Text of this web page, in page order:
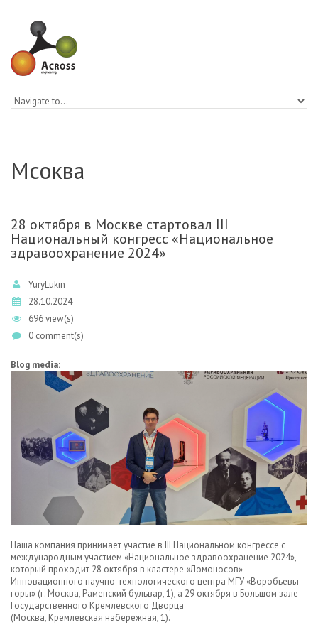
Мсоква
28 октября в Москве стартовал III
Национальный конгресс «Национальное
здравоохранение 2024»
YuryLukin
28.10.2024
696 view(s)
0 comment(s)
Blog media:
Наша компания принимает участие в III Национальном конгрессе с
международным участием «Национальное здравоохранение 2024»,
который проходит 28 октября в кластере «Ломоносов»
Инновационного научно-технологического центра МГУ «Воробьевы
горы» (г. Москва, Раменский бульвар, 1), а 29 октября в Большом зале
Государственного Кремлёвского Дворца
(Москва, Кремлёвская набережная, 1).